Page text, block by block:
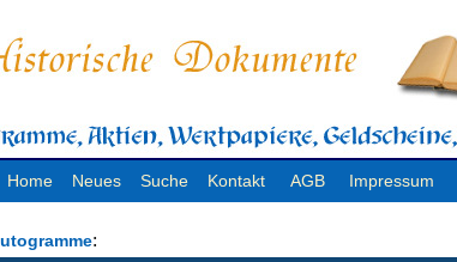
Home Neues Suche Kontakt AGB Impressum
: